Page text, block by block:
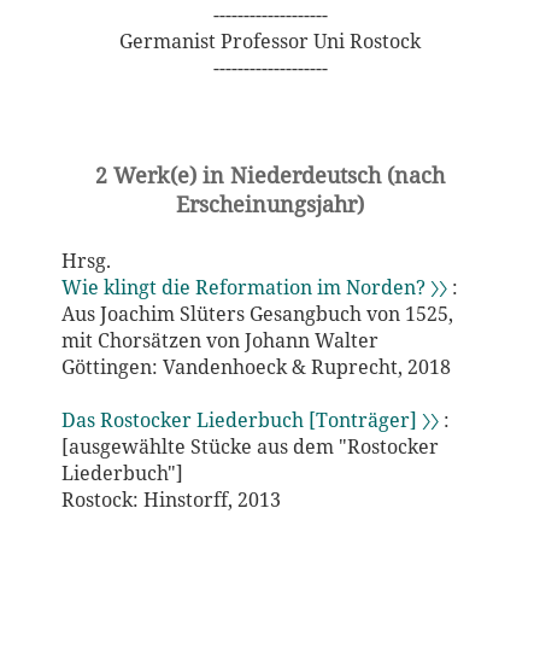
-------------------
Germanist Professor Uni Rostock
-------------------
2 Werk(e) in Niederdeutsch (nach
Erscheinungsjahr)
Hrsg.
Wie klingt die Reformation im Norden? 〉〉:
Aus Joachim Slüters Gesangbuch von 1525,
mit Chorsätzen von Johann Walter
Göttingen: Vandenhoeck & Ruprecht, 2018
Das Rostocker Liederbuch [Tonträger] 〉〉:
[ausgewählte Stücke aus dem "Rostocker
Liederbuch"]
Rostock: Hinstorff, 2013